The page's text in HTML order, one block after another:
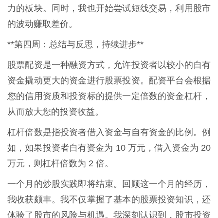
力的板块。同时，我也开始尝试短线交易，利用股市
的波动赚取差价。
**第四周：总结与反思，持续进步**
股票配资是一种融资方式，允许投资者以较小的自有
资金撬动更大的资金进行股票投资。配资平台会根据
您的信用资质和投资标的提供一定倍数的资金杠杆，
从而放大您的投资收益。
杠杆倍数是指投资者借入资金与自有资金的比例。例
如，如果投资者自有资金为 10 万元，借入资金为 20
万元，则杠杆倍数为 2 倍。
一个月的炒股实践即将结束。回顾这一个月的经历，
我收获颇丰。我不仅掌握了基本的股票投资知识，还
体验了股市的风险与机遇。我深刻认识到，股市投资